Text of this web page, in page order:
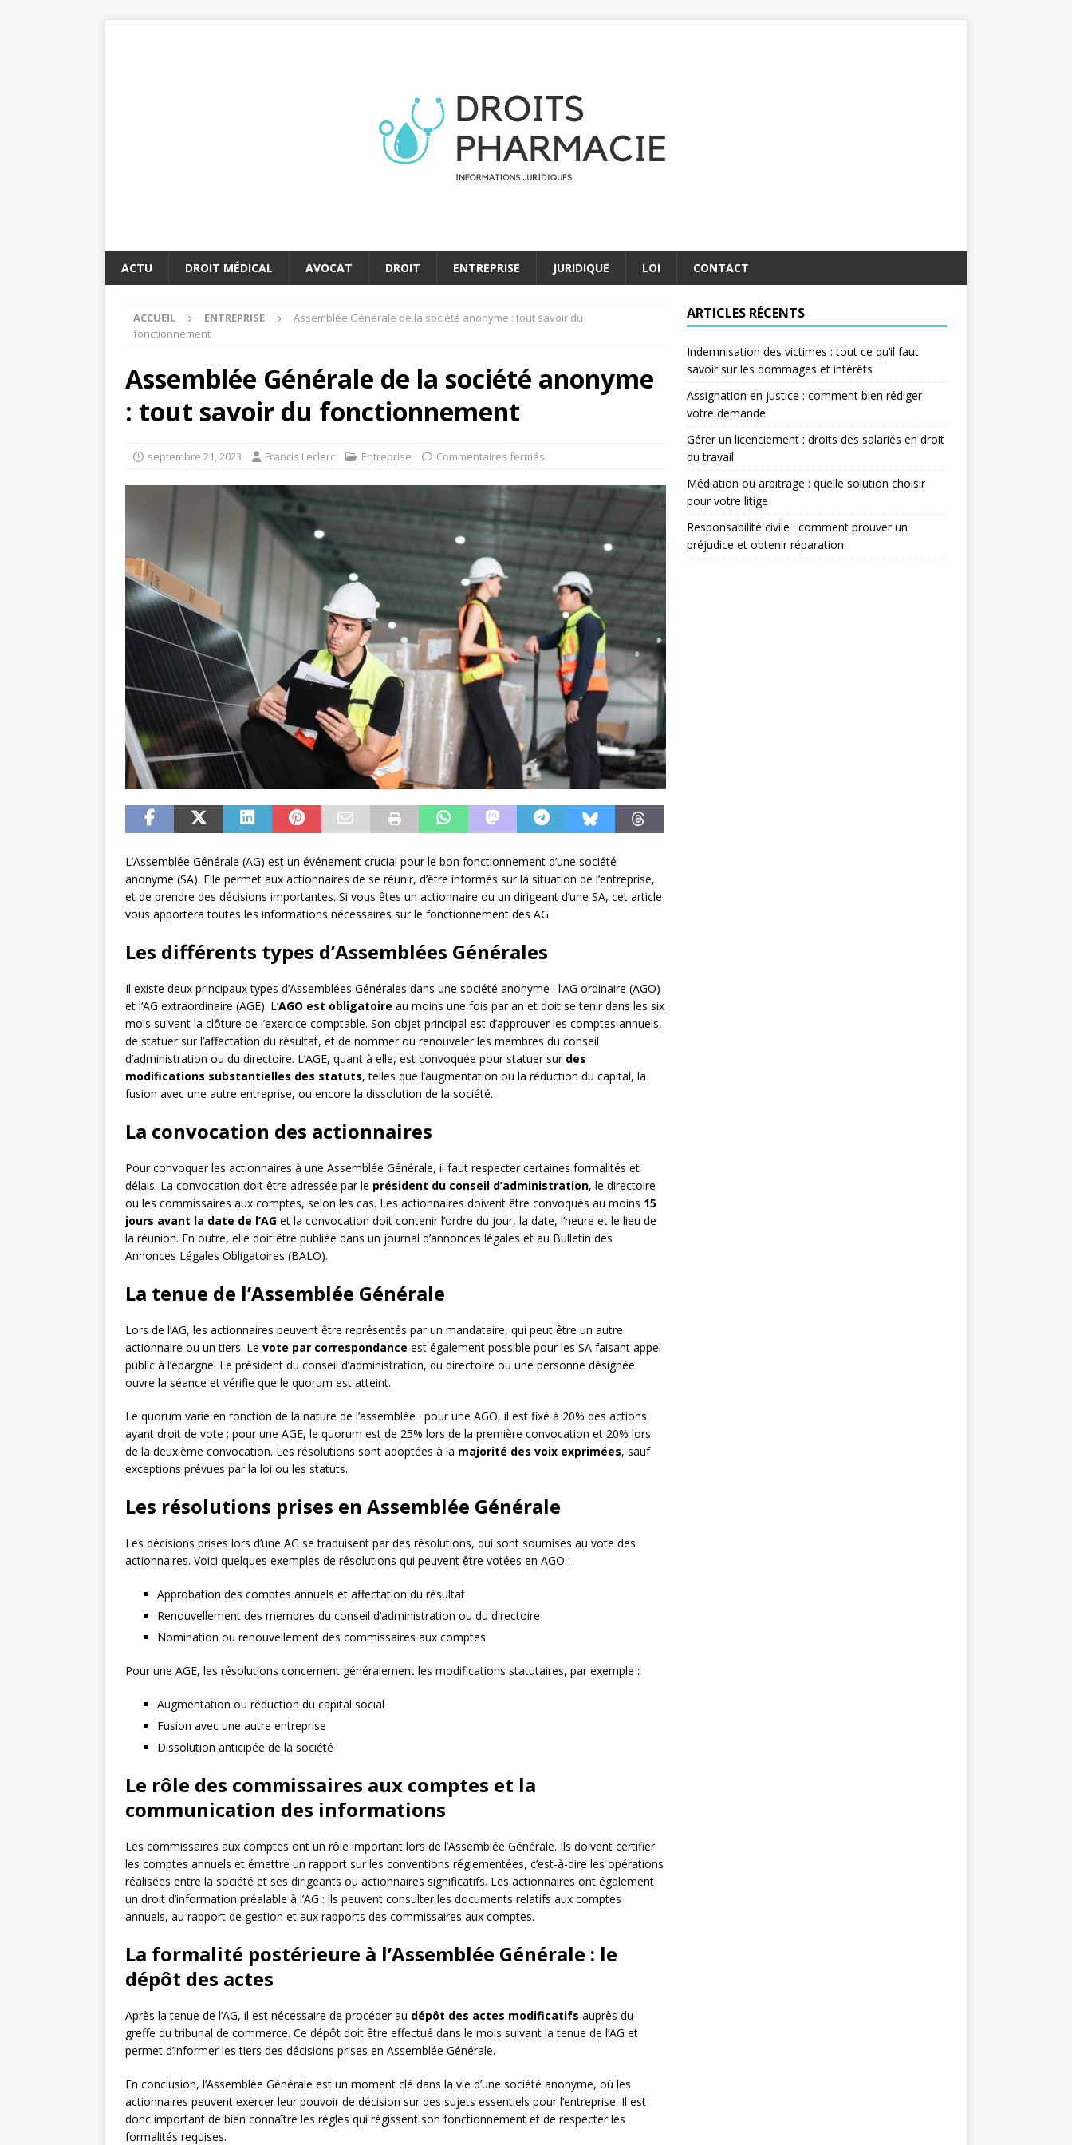
ACTU DROIT MÉDICAL AVOCAT DROIT ENTREPRISE JURIDIQUE LOI CONTACT
ACCUEIL ENTREPRISE
Assemblée Générale de la société anonyme : tout savoir du
fonctionnement
Assemblée Générale de la société anonyme
: tout savoir du fonctionnement
septembre 21, 2023 Francis Leclerc Entreprise Commentaires fermés
L’Assemblée Générale (AG) est un événement crucial pour le bon fonctionnement d’une société
anonyme (SA). Elle permet aux actionnaires de se réunir, d’être informés sur la situation de l’entreprise,
et de prendre des décisions importantes. Si vous êtes un actionnaire ou un dirigeant d’une SA, cet article
vous apportera toutes les informations nécessaires sur le fonctionnement des AG.
Les différents types d’Assemblées Générales
Il existe deux principaux types d’Assemblées Générales dans une société anonyme : l’AG ordinaire (AGO)
et l’AG extraordinaire (AGE). L’AGO est obligatoire au moins une fois par an et doit se tenir dans les six
mois suivant la clôture de l’exercice comptable. Son objet principal est d’approuver les comptes annuels,
de statuer sur l’affectation du résultat, et de nommer ou renouveler les membres du conseil
d’administration ou du directoire. L’AGE, quant à elle, est convoquée pour statuer sur des
modifications substantielles des statuts, telles que l’augmentation ou la réduction du capital, la
fusion avec une autre entreprise, ou encore la dissolution de la société.
La convocation des actionnaires
Pour convoquer les actionnaires à une Assemblée Générale, il faut respecter certaines formalités et
délais. La convocation doit être adressée par le président du conseil d’administration, le directoire
ou les commissaires aux comptes, selon les cas. Les actionnaires doivent être convoqués au moins 15
jours avant la date de l’AG et la convocation doit contenir l’ordre du jour, la date, l’heure et le lieu de
la réunion. En outre, elle doit être publiée dans un journal d’annonces légales et au Bulletin des
Annonces Légales Obligatoires (BALO).
La tenue de l’Assemblée Générale
Lors de l’AG, les actionnaires peuvent être représentés par un mandataire, qui peut être un autre
actionnaire ou un tiers. Le vote par correspondance est également possible pour les SA faisant appel
public à l’épargne. Le président du conseil d’administration, du directoire ou une personne désignée
ouvre la séance et vérifie que le quorum est atteint.
Le quorum varie en fonction de la nature de l’assemblée : pour une AGO, il est fixé à 20% des actions
ayant droit de vote ; pour une AGE, le quorum est de 25% lors de la première convocation et 20% lors
de la deuxième convocation. Les résolutions sont adoptées à la majorité des voix exprimées, sauf
exceptions prévues par la loi ou les statuts.
Les résolutions prises en Assemblée Générale
Les décisions prises lors d’une AG se traduisent par des résolutions, qui sont soumises au vote des
actionnaires. Voici quelques exemples de résolutions qui peuvent être votées en AGO :
Approbation des comptes annuels et affectation du résultat
Renouvellement des membres du conseil d’administration ou du directoire
Nomination ou renouvellement des commissaires aux comptes
Pour une AGE, les résolutions concernent généralement les modifications statutaires, par exemple :
Augmentation ou réduction du capital social
Fusion avec une autre entreprise
Dissolution anticipée de la société
Le rôle des commissaires aux comptes et la
communication des informations
Les commissaires aux comptes ont un rôle important lors de l’Assemblée Générale. Ils doivent certifier
les comptes annuels et émettre un rapport sur les conventions réglementées, c’est-à-dire les opérations
réalisées entre la société et ses dirigeants ou actionnaires significatifs. Les actionnaires ont également
un droit d’information préalable à l’AG : ils peuvent consulter les documents relatifs aux comptes
annuels, au rapport de gestion et aux rapports des commissaires aux comptes.
La formalité postérieure à l’Assemblée Générale : le
dépôt des actes
Après la tenue de l’AG, il est nécessaire de procéder au dépôt des actes modificatifs auprès du
greffe du tribunal de commerce. Ce dépôt doit être effectué dans le mois suivant la tenue de l’AG et
permet d’informer les tiers des décisions prises en Assemblée Générale.
En conclusion, l’Assemblée Générale est un moment clé dans la vie d’une société anonyme, où les
actionnaires peuvent exercer leur pouvoir de décision sur des sujets essentiels pour l’entreprise. Il est
donc important de bien connaître les règles qui régissent son fonctionnement et de respecter les
formalités requises.
ARTICLES RÉCENTS
Indemnisation des victimes : tout ce qu’il faut
savoir sur les dommages et intérêts
Assignation en justice : comment bien rédiger
votre demande
Gérer un licenciement : droits des salariés en droit
du travail
Médiation ou arbitrage : quelle solution choisir
pour votre litige
Responsabilité civile : comment prouver un
préjudice et obtenir réparation